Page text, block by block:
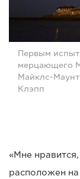
Первым
мерцающего
Майклс-
Клэпп
«Мне
расположен